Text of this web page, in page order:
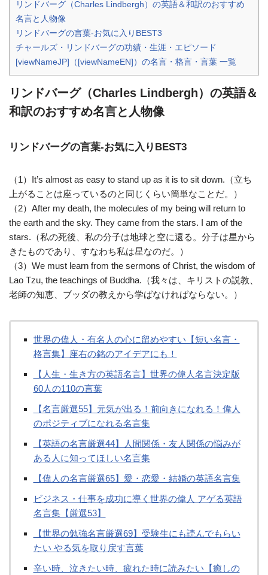
リンドバーグ（Charles Lindbergh）の英語＆和訳のおすすめ
名言と人物像
リンドバーグの言葉-お気に入りBEST3
チャールズ・リンドバーグの功績・生涯・エピソード
[viewNameJP]（[viewNameEN]）の名言・格言・言葉 一覧
リンドバーグ（Charles Lindbergh）の英語＆
和訳のおすすめ名言と人物像
リンドバーグの言葉-お気に入りBEST3
（1）It’s almost as easy to stand up as it is to sit down.（立ち
上がることは座っているのと同じくらい簡単なことだ。）
（2）After my death, the molecules of my being will return to
the earth and the sky. They came from the stars. I am of the
stars.（私の死後、私の分子は地球と空に還る。分子は星から
きたものであり、すなわち私は星なのだ。）
（3）We must learn from the sermons of Christ, the wisdom of
Lao Tzu, the teachings of Buddha.（我々は、キリストの説教、
老師の知恵、ブッダの教えから学ばなければならない。）
世界の偉人・有名人の心に留めやすい【短い名言・
格言集】座右の銘のアイデアにも！
【人生・生き方の英語名言】世界の偉人名言決定版
60人の110の言葉
【名言厳選55】元気が出る！前向きになれる！偉人
のポジティブになれる名言集
【英語の名言厳選44】人間関係・友人関係の悩みが
ある人に知ってほしい名言集
【偉人の名言厳選65】愛・恋愛・結婚の英語名言集
ビジネス・仕事を成功に導く世界の偉人 アゲる英語
名言集【厳選53】
【世界の勉強名言厳選69】受験生にも読んでもらい
たい やる気を取り戻す言葉
辛い時、泣きたい時、疲れた時に読みたい【癒しの